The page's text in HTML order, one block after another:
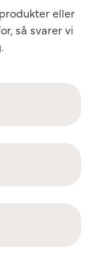
eller
så svarer vi